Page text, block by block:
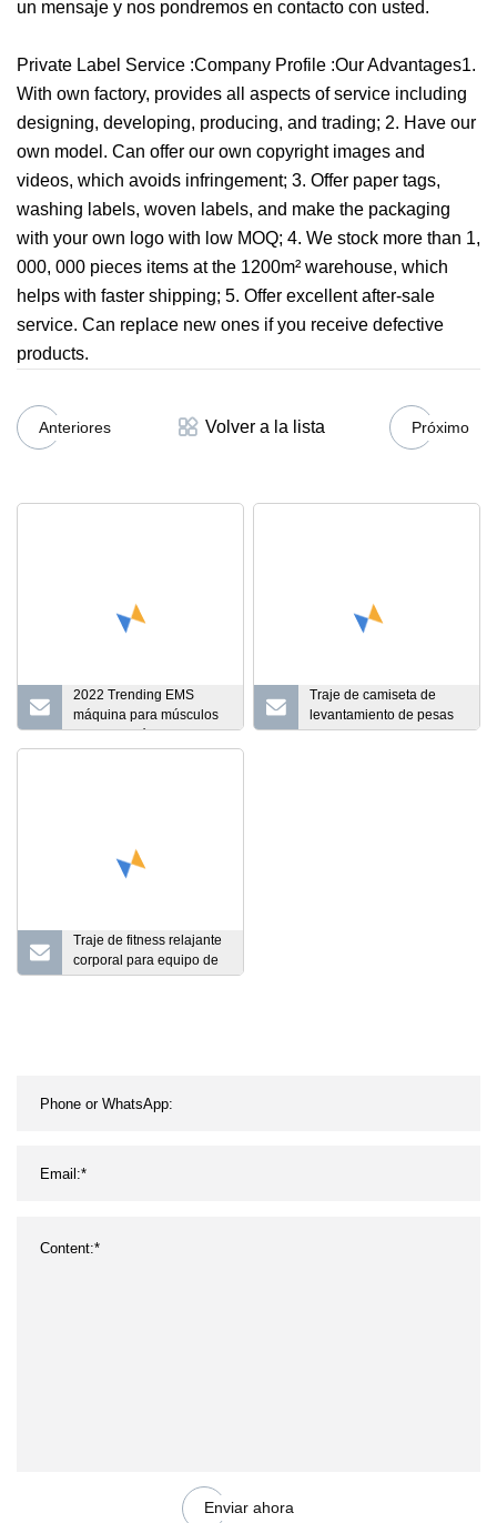
un mensaje y nos pondremos en contacto con usted.
Private Label Service :Company Profile :Our Advantages1.
With own factory, provides all aspects of service including
designing, developing, producing, and trading; 2. Have our
own model. Can offer our own copyright images and
videos, which avoids infringement; 3. Offer paper tags,
washing labels, woven labels, and make the packaging
with your own logo with low MOQ; 4. We stock more than 1,
000, 000 pieces items at the 1200m² warehouse, which
helps with faster shipping; 5. Offer excellent after-sale
service. Can replace new ones if you receive defective
products.
Anteriores Volver a la lista Próximo
2022 Trending EMS
máquina para músculos
del suelo pélvico
Traje de camiseta de
levantamiento de pesas
de levantamiento de
Traje de fitness relajante
corporal para equipo de
esculpir el cuerpo de
Enviar ahora